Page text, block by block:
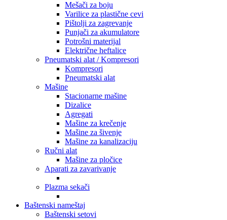
Mešači za boju
Varilice za plastične cevi
Pištolji za zagrevanje
Punjači za akumulatore
Potrošni materijal
Električne heftalice
Pneumatski alat / Kompresori
Kompresori
Pneumatski alat
Mašine
Stacionarne mašine
Dizalice
Agregati
Mašine za krečenje
Mašine za šivenje
Mašine za kanalizaciju
Ručni alat
Mašine za pločice
Aparati za zavarivanje
Plazma sekači
Baštenski nameštaj
Baštenski setovi